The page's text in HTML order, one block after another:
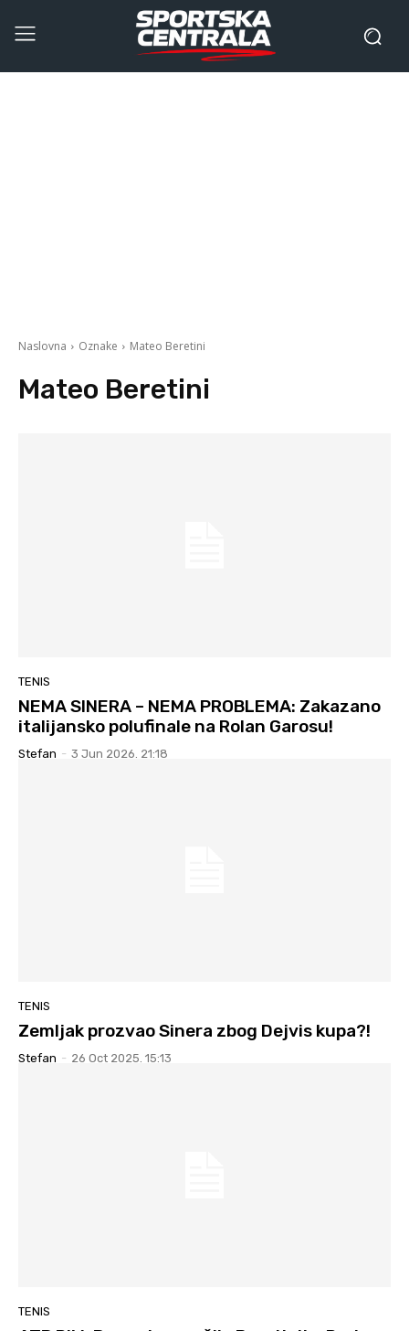
Naslovna Oznake Mateo Beretini
Mateo Beretini
TENIS
NEMA SINERA – NEMA PROBLEMA: Zakazano
italijansko polufinale na Rolan Garosu!
Stefan - 3 Jun 2026. 21:18
TENIS
Zemljak prozvao Sinera zbog Dejvis kupa?!
Stefan - 26 Oct 2025. 15:13
TENIS